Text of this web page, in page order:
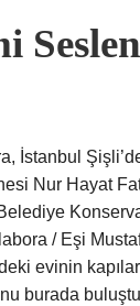
İstanbul
Nur Hayat
/ Eşi
evinin
burada